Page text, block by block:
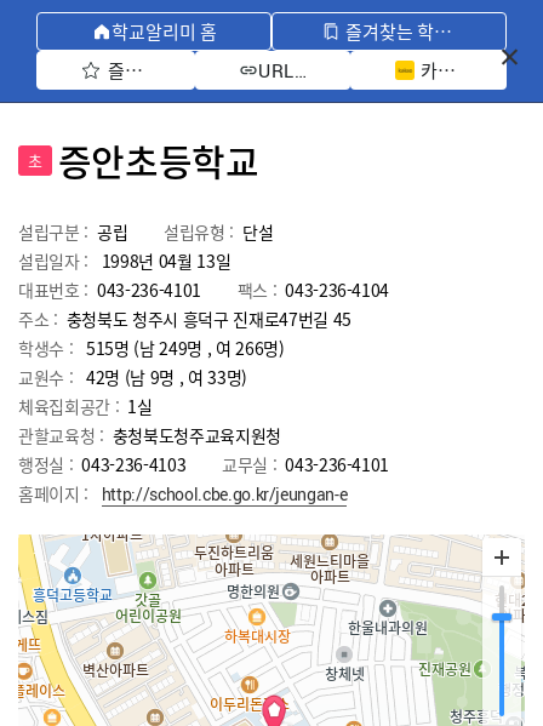
학교알리미 홈
즐겨찾는 학교 모아보기
즐겨찾기 선택
URL 복사 카카오톡 공유
초 증안초등학교
설립구분 : 공립 설립유형 : 단설
설립일자 :
1998년 04월 13일
대표번호 : 043-236-4101 팩스 : 043-236-4104
주소 : 충청북도 청주시 흥덕구 진재로47번길 45
학생수 : 515명 (남 249명 , 여 266명)
교원수 : 42명 (남 9명 , 여33명)
체육집회공간 : 1실
관할교육청 : 충청북도청주교육지원청
행정실 : 043-236-4103 교무실 : 043-236-4101
홈페이지 :
http://school.cbe.go.kr/jeungan-e